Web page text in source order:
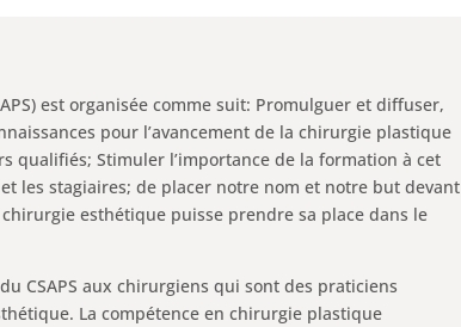
est organisée comme suit: Promulguer et diffuser,
pour l’avancement de la chirurgie plastique
qualifiés; Stimuler l’importance de la formation à cet
les stagiaires; de placer notre nom et notre but devant
esthétique puisse prendre sa place dans le
CSAPS aux chirurgiens qui sont des praticiens
La compétence en chirurgie plastique